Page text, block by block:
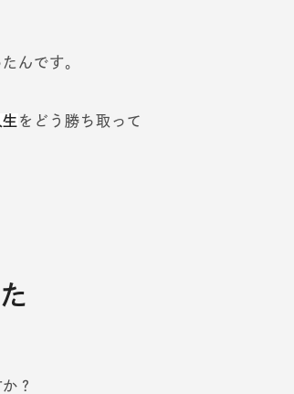
んです。
をどう勝ち取って
？